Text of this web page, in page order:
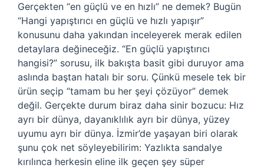
Gerçekten “en güçlü ve en hızlı” ne demek? Bugün
“Hangi yapıştırıcı en güçlü ve hızlı yapışır”
konusunu daha yakından inceleyerek merak edilen
detaylara değineceğiz. “En güçlü yapıştırıcı
hangisi?” sorusu, ilk bakışta basit gibi duruyor ama
aslında baştan hatalı bir soru. Çünkü mesele tek bir
ürün seçip “tamam bu her şeyi çözüyor” demek
değil. Gerçekte durum biraz daha sinir bozucu: Hız
ayrı bir dünya, dayanıklılık ayrı bir dünya, yüzey
uyumu ayrı bir dünya. İzmir’de yaşayan biri olarak
şunu çok net söyleyebilirim: Yazlıkta sandalye
kırılınca herkesin eline ilk geçen şey süper